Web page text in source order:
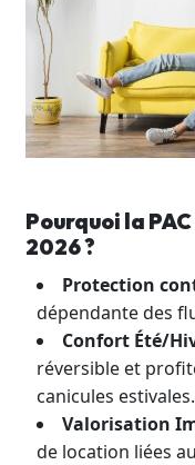
Pourquoi la
2026 ?
Protection
dépendante des
Confort Été/
réversible et
canicules estivales.
Valorisation
de location liées